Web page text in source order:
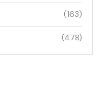
(163)
(478)